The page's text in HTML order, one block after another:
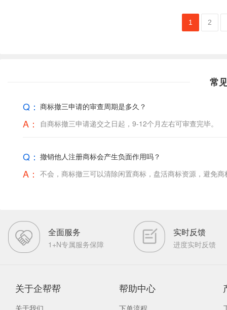
1 2
常
Q： 商标撤三申请的审查周期是多久？
A： 自商标撤三申请递交之日起，9-12个月左右可审查完毕。
Q： 撤销他人注册商标会产生负面作用吗？
A： 不会，商标撤三可以清除闲置商标，盘活商标资源，避免
全面服务
1+N专属服务保障
实时反馈
进度实时反馈
关于企帮帮
关于我们
帮助中心
下单流程